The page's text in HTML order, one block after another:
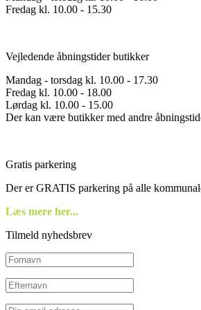
Fredag kl. 10.00 - 15.30
Vejledende åbningstider butikker
Mandag - torsdag kl. 10.00 - 17.30
Fredag kl. 10.00 - 18.00
Lørdag kl. 10.00 - 15.00
Der kan være butikker med andre
Gratis parkering
Der er GRATIS parkering på alle
Læs mere her...
Tilmeld nyhedsbrev